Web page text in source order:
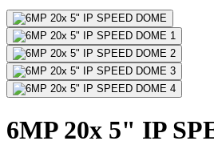
6MP 20x 5" IP